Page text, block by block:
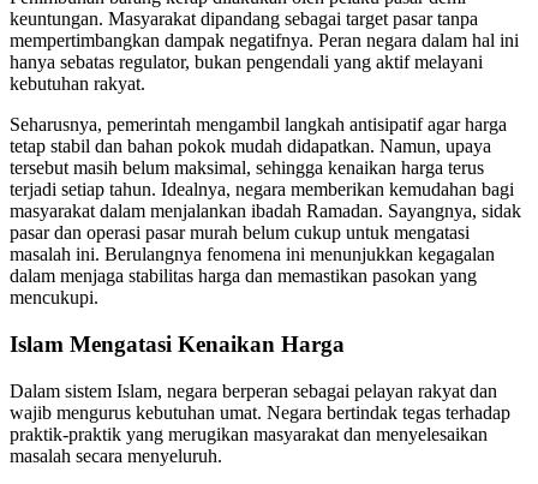
keuntungan. Masyarakat dipandang sebagai target pasar tanpa
mempertimbangkan dampak negatifnya. Peran negara dalam hal ini
hanya sebatas regulator, bukan pengendali yang aktif melayani
kebutuhan rakyat.
Seharusnya, pemerintah mengambil langkah antisipatif agar harga
tetap stabil dan bahan pokok mudah didapatkan. Namun, upaya
tersebut masih belum maksimal, sehingga kenaikan harga terus
terjadi setiap tahun. Idealnya, negara memberikan kemudahan bagi
masyarakat dalam menjalankan ibadah Ramadan. Sayangnya, sidak
pasar dan operasi pasar murah belum cukup untuk mengatasi
masalah ini. Berulangnya fenomena ini menunjukkan kegagalan
dalam menjaga stabilitas harga dan memastikan pasokan yang
mencukupi.
Islam Mengatasi Kenaikan Harga
Dalam sistem Islam, negara berperan sebagai pelayan rakyat dan
wajib mengurus kebutuhan umat. Negara bertindak tegas terhadap
praktik-praktik yang merugikan masyarakat dan menyelesaikan
masalah secara menyeluruh.